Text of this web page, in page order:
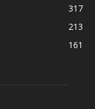
317
213
161